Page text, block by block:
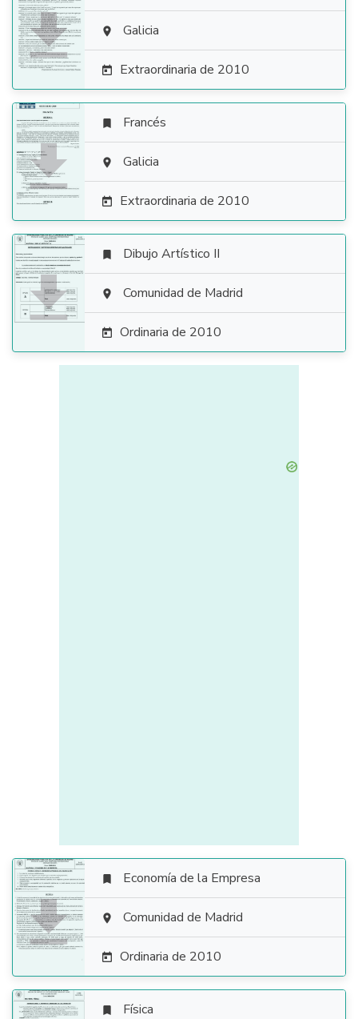
  Galicia
 Extraordinaria de 2010

 Francés
 Galicia
 Extraordinaria de 2010

 Dibujo Artístico II
 Comunidad de Madrid
 Ordinaria de 2010

 Economía de la Empresa
 Comunidad de Madrid
 Ordinaria de 2010
 Física